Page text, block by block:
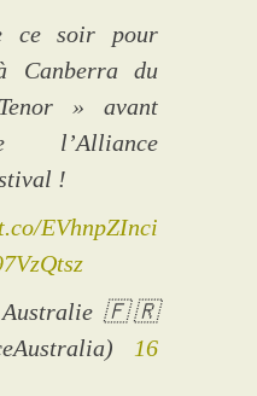
ce soir pour
Canberra du
» avant
l’Alliance
!
EVhnpZInci
Australie 🇫🇷
16